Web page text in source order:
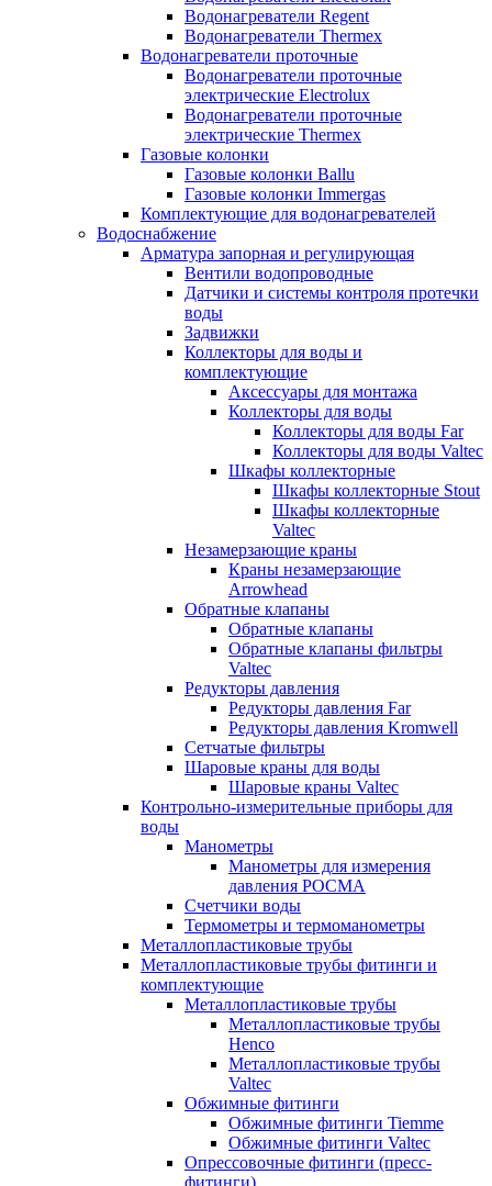
Водонагреватели Regent
Водонагреватели Thermex
Водонагреватели проточные
Водонагреватели проточные
электрические Electrolux
Водонагреватели проточные
электрические Thermex
Газовые колонки
Газовые колонки Ballu
Газовые колонки Immergas
Комплектующие для водонагревателей
Водоснабжение
Арматура запорная и регулирующая
Вентили водопроводные
Датчики и системы контроля протечки
воды
Задвижки
Коллекторы для воды и
комплектующие
Аксессуары для монтажа
Коллекторы для воды
Коллекторы для воды Far
Коллекторы для воды Valtec
Шкафы коллекторные
Шкафы коллекторные Stout
Шкафы коллекторные
Valtec
Незамерзающие краны
Краны незамерзающие
Arrowhead
Обратные клапаны
Обратные клапаны
Обратные клапаны фильтры
Valtec
Редукторы давления
Редукторы давления Far
Редукторы давления Kromwell
Сетчатые фильтры
Шаровые краны для воды
Шаровые краны Valtec
Контрольно-измерительные приборы для
воды
Манометры
Манометры для измерения
давления РОСМА
Счетчики воды
Термометры и термоманометры
Металлопластиковые трубы
Металлопластиковые трубы фитинги и
комплектующие
Металлопластиковые трубы
Металлопластиковые трубы
Henco
Металлопластиковые трубы
Valtec
Обжимные фитинги
Обжимные фитинги Tiemme
Обжимные фитинги Valtec
Опрессовочные фитинги (пресс-